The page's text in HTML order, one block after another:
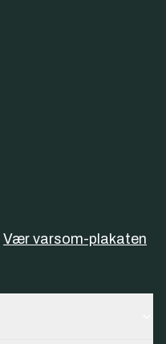
Vær varsom-plakaten